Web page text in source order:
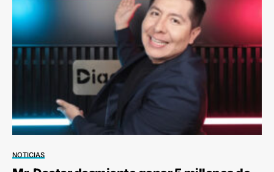
NOTICIAS